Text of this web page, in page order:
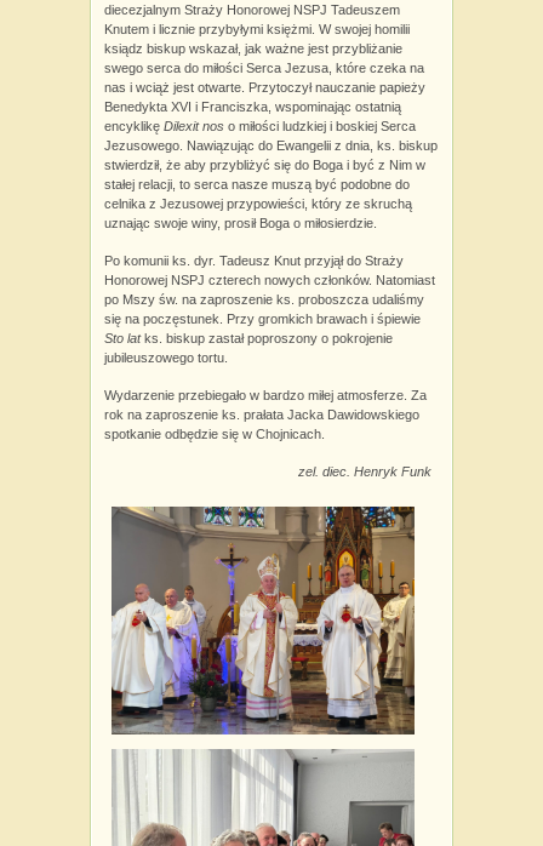
diecezjalnym Straży Honorowej NSPJ Tadeuszem
Knutem i licznie przybyłymi księżmi. W swojej homilii
ksiądz biskup wskazał, jak ważne jest przybliżanie
swego serca do miłości Serca Jezusa, które czeka na
nas i wciąż jest otwarte. Przytoczył nauczanie papieży
Benedykta XVI i Franciszka, wspominając ostatnią
encyklikę Dilexit nos o miłości ludzkiej i boskiej Serca
Jezusowego. Nawiązując do Ewangelii z dnia, ks. biskup
stwierdził, że aby przybliżyć się do Boga i być z Nim w
stałej relacji, to serca nasze muszą być podobne do
celnika z Jezusowej przypowieści, który ze skruchą
uznając swoje winy, prosił Boga o miłosierdzie.
Po komunii ks. dyr. Tadeusz Knut przyjął do Straży
Honorowej NSPJ czterech nowych członków. Natomiast
po Mszy św. na zaproszenie ks. proboszcza udaliśmy
się na poczęstunek. Przy gromkich brawach i śpiewie
Sto latks. biskup zastał poproszony o pokrojenie
jubileuszowego tortu.
Wydarzenie przebiegało w bardzo miłej atmosferze. Za
rok na zaproszenie ks. prałata Jacka Dawidowskiego
spotkanie odbędzie się w Chojnicach.
zel. diec. Henryk Funk